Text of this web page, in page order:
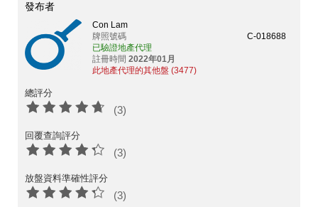
發布者
Con Lam
牌照號碼
C-018688
已驗證地產代理
註冊時間 2022年01月
此地產代理的其他盤 (3477)
總評分
(3)
回覆查詢評分
(3)
放盤資料準確性評分
(3)